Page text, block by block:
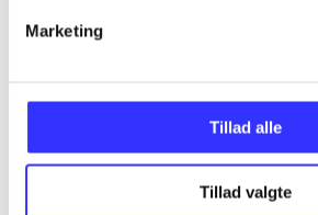
Marketing
Tillad alle
Tillad valgte